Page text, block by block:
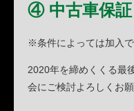
④ 中古車保証
※条件によっては加入で
2020年を締めくくる最
会にご検討よろしくお願